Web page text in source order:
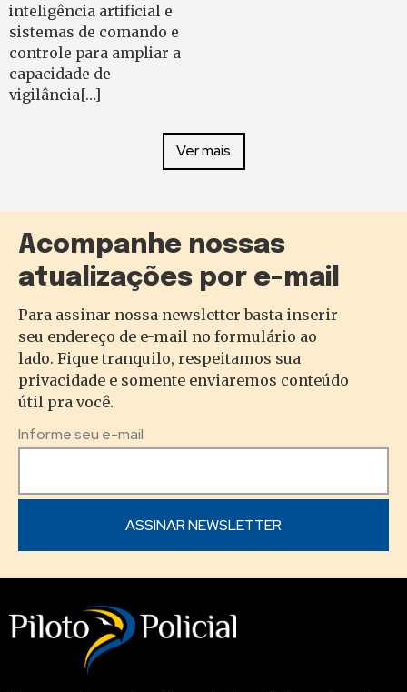
inteligência artificial e
sistemas de comando e
controle para ampliar a
capacidade de
vigilância[…]
Ver mais
Acompanhe nossas
atualizações por e-mail
Para assinar nossa newsletter basta inserir
seu endereço de e-mail no formulário ao
lado. Fique tranquilo, respeitamos sua
privacidade e somente enviaremos conteúdo
útil pra você.
Informe seu e-mail